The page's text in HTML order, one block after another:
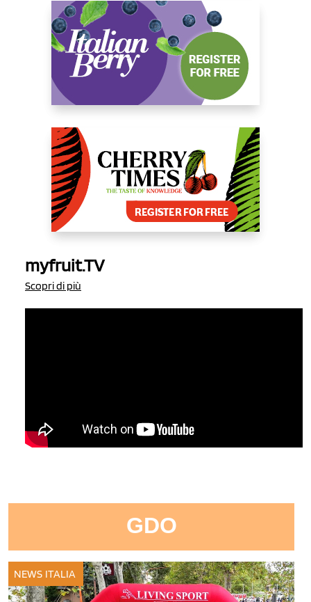
myfruit.TV
Scopri di più
GDO
NEWS ITALIA